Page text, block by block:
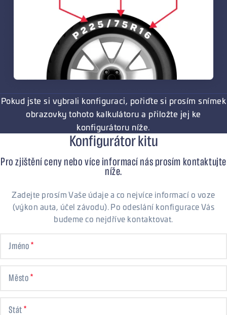
Pokud jste si vybrali konfiguraci, pořiďte si prosím snímek
obrazovky tohoto kalkulátoru a přiložte jej ke
konfigurátoru níže.
Konfigurátor kitu
Pro zjištění ceny nebo více informací nás prosím kontaktujte
níže.
Zadejte prosím Vaše údaje a co nejvíce informací o voze
(výkon auta, účel závodu). Po odeslání konfigurace Vás
budeme co nejdříve kontaktovat.
Jméno
Město
Stát